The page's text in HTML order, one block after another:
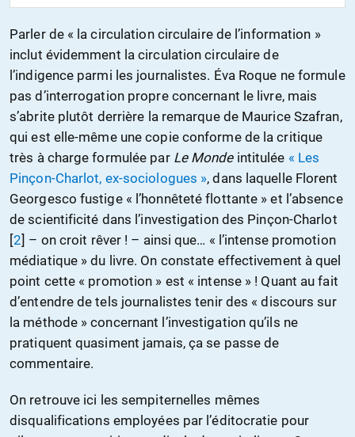
Parler de « la circulation circulaire de l’information »
inclut évidemment la circulation circulaire de
l’indigence parmi les journalistes. Éva Roque ne formule
pas d’interrogation propre concernant le livre, mais
s’abrite plutôt derrière la remarque de Maurice Szafran,
qui est elle-même une copie conforme de la critique
très à charge formulée par Le Mondeintitulée « Les
Pinçon-Charlot, ex-sociologues », dans laquelle Florent
Georgesco fustige « l’honnêteté flottante » et l’absence
de scientificité dans l’investigation des Pinçon-Charlot
[2] – on croit rêver ! – ainsi que… « l’intense promotion
médiatique » du livre. On constate effectivement à quel
point cette « promotion » est « intense » ! Quant au fait
d’entendre de tels journalistes tenir des « discours sur
la méthode » concernant l’investigation qu’ils ne
pratiquent quasiment jamais, ça se passe de
commentaire.
On retrouve ici les sempiternelles mêmes
disqualifications employées par l’éditocratie pour